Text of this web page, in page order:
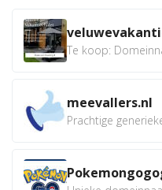
meevallers.nl